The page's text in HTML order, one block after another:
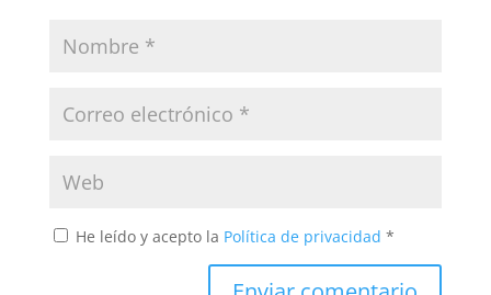
He leído y acepto la Política de privacidad *